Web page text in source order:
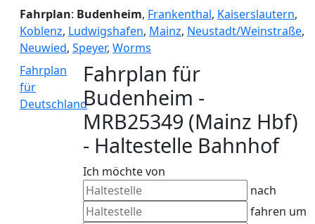
Fahrplan: Budenheim, Frankenthal, Kaiserslautern,
Koblenz, Ludwigshafen, Mainz, Neustadt/Weinstraße,
Neuwied, Speyer, Worms
Fahrplan
für
Deutschland
Fahrplan für
Budenheim -
MRB25349 (Mainz Hbf)
- Haltestelle Bahnhof
Ich möchte von
nach
fahren um